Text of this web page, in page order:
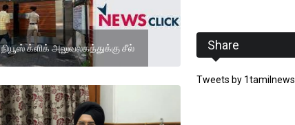
நியூஸ் க்ளிக் அலுவலகத்துக்கு சீல் Share
Tweets by 1tamilnews